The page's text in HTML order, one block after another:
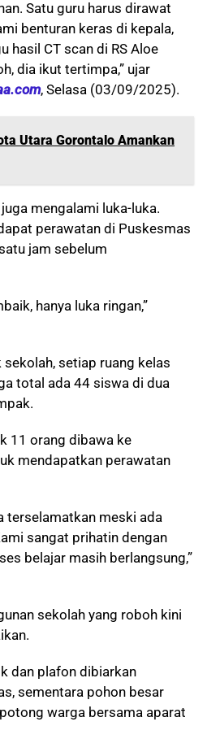
Satu guru harus dirawat
benturan keras di kepala,
hasil CT scan di RS Aloe
dia ikut tertimpa,” ujar
, Selasa (03/09/2025).
Utara Gorontalo Amankan
mengalami luka-luka.
perawatan di Puskesmas
jam sebelum
hanya luka ringan,”
setiap ruang kelas
total ada 44 siswa di dua
11 orang dibawa ke
mendapatkan perawatan
terselamatkan meski ada
sangat prihatin dengan
belajar masih berlangsung,”
sekolah yang roboh kini
dan plafon dibiarkan
sementara pohon besar
warga bersama aparat